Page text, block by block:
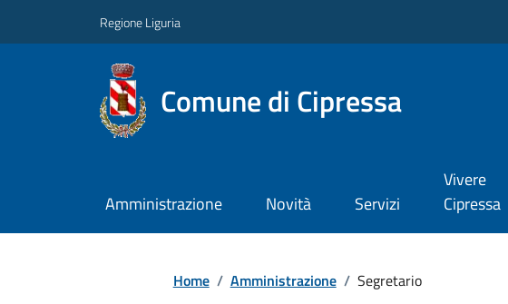
Regione Liguria
Comune di Cipressa
Amministrazione Novità Servizi
Vivere
Cipressa
Home / Amministrazione / Segretario